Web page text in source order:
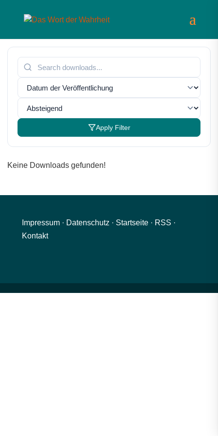
Apply Filter
Keine Downloads gefunden!
Impressum· Datenschutz · Startseite· RSS ·
Kontakt